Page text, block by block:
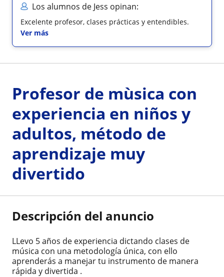
Los alumnos de Jess opinan:
Excelente profesor, clases prácticas y entendibles.
Ver más
Profesor de mùsica con
experiencia en niños y
adultos, método de
aprendizaje muy
divertido
Descripción del anuncio
LLevo 5 años de experiencia dictando clases de
música con una metodología única, con ello
aprenderás a manejar tu instrumento de manera
rápida y divertida .